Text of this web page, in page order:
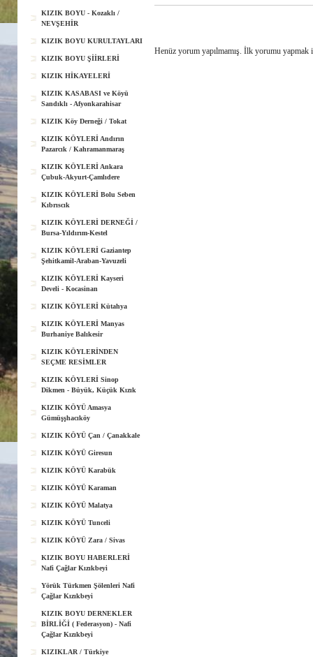
KIZIK BOYU - Kozaklı /
NEVŞEHİR
KIZIK BOYU KURULTAYLARI
KIZIK BOYU ŞİİRLERİ
KIZIK HİKAYELERİ
KIZIK KASABASI ve Köyü
Sandıklı - Afyonkarahisar
KIZIK Köy Derneği / Tokat
KIZIK KÖYLERİ Andırın
Pazarcık / Kahramanmaraş
KIZIK KÖYLERİ Ankara
Çubuk-Akyurt-Çamlıdere
KIZIK KÖYLERİ Bolu Seben
Kıbrıscık
KIZIK KÖYLERİ DERNEĞİ /
Bursa-Yıldırım-Kestel
KIZIK KÖYLERİ Gaziantep
Şehitkamil-Araban-Yavuzeli
KIZIK KÖYLERİ Kayseri
Develi - Kocasinan
KIZIK KÖYLERİ Kütahya
KIZIK KÖYLERİ Manyas
Burhaniye Balıkesir
KIZIK KÖYLERİNDEN
SEÇME RESİMLER
KIZIK KÖYLERİ Sinop
Dikmen - Büyük, Küçük Kızık
KIZIK KÖYÜ Amasya
Gümüşşhacıköy
KIZIK KÖYÜ Çan / Çanakkale
KIZIK KÖYÜ Giresun
KIZIK KÖYÜ Karabük
KIZIK KÖYÜ Karaman
KIZIK KÖYÜ Malatya
KIZIK KÖYÜ Tunceli
KIZIK KÖYÜ Zara / Sivas
KIZIK BOYU HABERLERİ
Nafi Çağlar Kızıkbeyi
Yörük Türkmen Şölenleri Nafi
Çağlar Kızıkbeyi
KIZIK BOYU DERNEKLER
BİRLİĞİ ( Federasyon) - Nafi
Çağlar Kızıkbeyi
KIZIKLAR / Türkiye
Henüz yorum yapılmamış. İlk yorumu